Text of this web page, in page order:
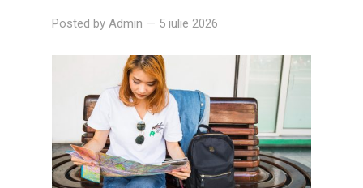
Posted by Admin — 5 iulie 2026